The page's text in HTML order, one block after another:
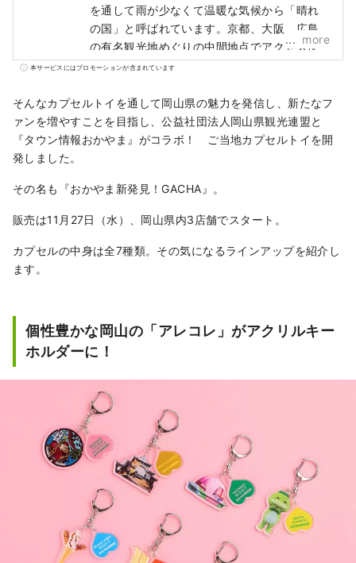
を通して雨が少なくて温暖な気候から「晴れ
の国」と呼ばれています。京都、大阪、広島
の有名観光地めぐりの中間地点でアクセス便
利！瀬戸大橋を経由して四国に渡る際の玄関
山」とも呼ばれ、瀬戸内の温暖な気候の中、
太陽を浴びたフルーツは、甘さ、香り、味と
もに最高品質。 白桃をはじめ、マスカットや
倉敷美観地区といった、歴史、文化、アート
more
本サービスにはプロモーションが含まれています
そんなカプセルトイを通して岡山県の魅力を発信し、新たなフ
ァンを増やすことを目指し、公益社団法人岡山県観光連盟と
『タウン情報おかやま』がコラボ！ ご当地カプセルトイを開
発しました。
その名も『おかやま新発見！GACHA』。
販売は11月27日（水）、岡山県内3店舗でスタート。
カプセルの中身は全7種類。その気になるラインアップを紹介し
ます。
個性豊かな岡山の「アレコレ」がアクリルキー
ホルダーに！